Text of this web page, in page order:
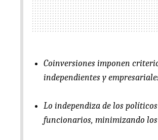
Coinversiones imponen
independientes y
Lo independiza de los
funcionarios, minimizando los